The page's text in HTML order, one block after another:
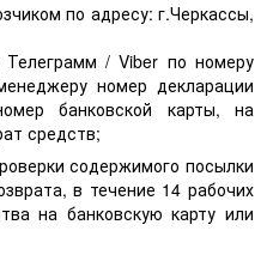
по адресу: г.Черкассы,
/ Viber по номеру
номер декларации
банковской карты, на
средств;
содержимого посылки
в течение 14 рабочих
на банковскую карту или